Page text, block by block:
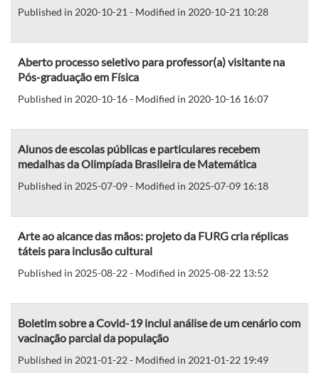
Published in 2020-10-21 - Modified in 2020-10-21 10:28
Aberto processo seletivo para professor(a) visitante na
Pós-graduação em Física
Published in 2020-10-16 - Modified in 2020-10-16 16:07
Alunos de escolas públicas e particulares recebem
medalhas da Olimpíada Brasileira de Matemática
Published in 2025-07-09 - Modified in 2025-07-09 16:18
Arte ao alcance das mãos: projeto da FURG cria réplicas
táteis para inclusão cultural
Published in 2025-08-22 - Modified in 2025-08-22 13:52
Boletim sobre a Covid-19 inclui análise de um cenário com
vacinação parcial da população
Published in 2021-01-22 - Modified in 2021-01-22 19:49